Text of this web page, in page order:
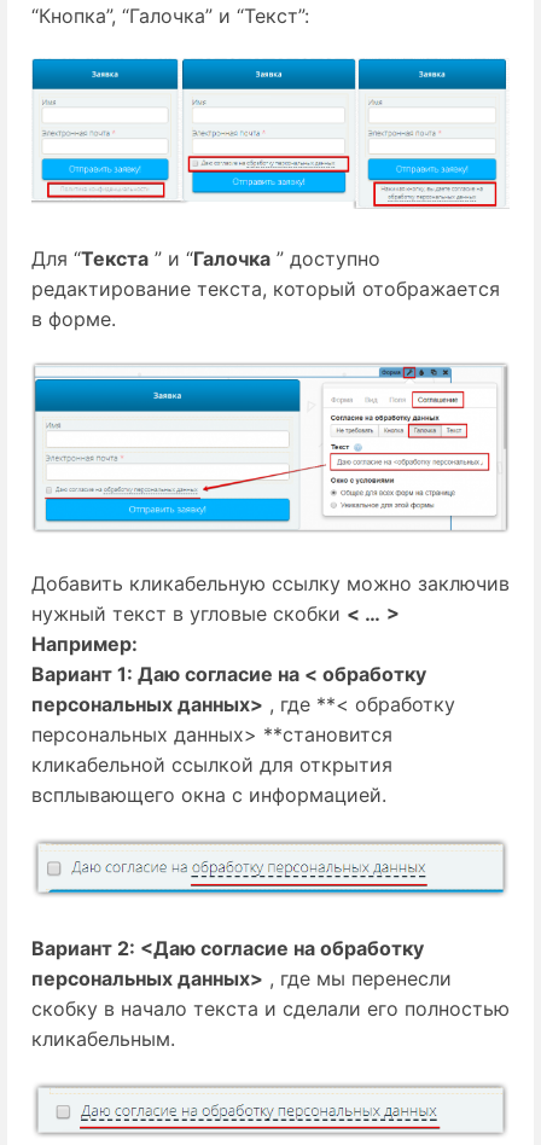
“Кнопка”, “Галочка” и “Текст”:
Для “Текста ” и “Галочка ” доступно
редактирование текста, который отображается
в форме.
Добавить кликабельную ссылку можно заключив
нужный текст в угловые скобки < … >
Например:
Вариант 1: Даю согласие на < обработку
персональных данных> , где **< обработку
персональных данных> **становится
кликабельной ссылкой для открытия
всплывающего окна с информацией.
Вариант 2: <Даю согласие на обработку
персональных данных> , где мы перенесли
скобку в начало текста и сделали его полностью
кликабельным.